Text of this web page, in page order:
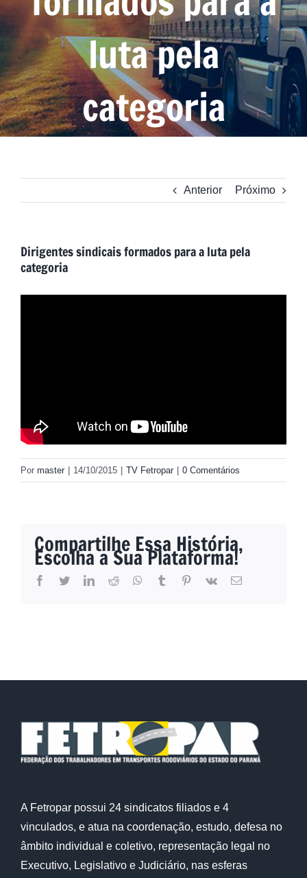
luta pela
categoria
Anterior Próximo
Dirigentes sindicais formados para a luta pela
categoria
Por master 14/10/2015 TV Fetropar 0 Comentários
Compartilhe Essa História,
Escolha a Sua Plataforma!
facebook
twitterlinkedinreddit whatsapptumblr pinterest
vk
E-
A Fetropar possui 24 sindicatos filiados e 4
vinculados, e atua na coordenação, estudo, defesa no
âmbito individual e coletivo, representação legal no
Executivo, Legislativo e Judiciário, nas esferas